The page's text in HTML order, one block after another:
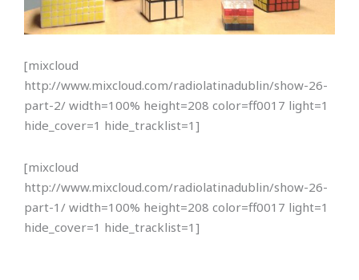
[mixcloud
http://www.mixcloud.com/radiolatinadublin/show-26-
part-2/ width=100% height=208 color=ff0017 light=1
hide_cover=1 hide_tracklist=1]
[mixcloud
http://www.mixcloud.com/radiolatinadublin/show-26-
part-1/ width=100% height=208 color=ff0017 light=1
hide_cover=1 hide_tracklist=1]